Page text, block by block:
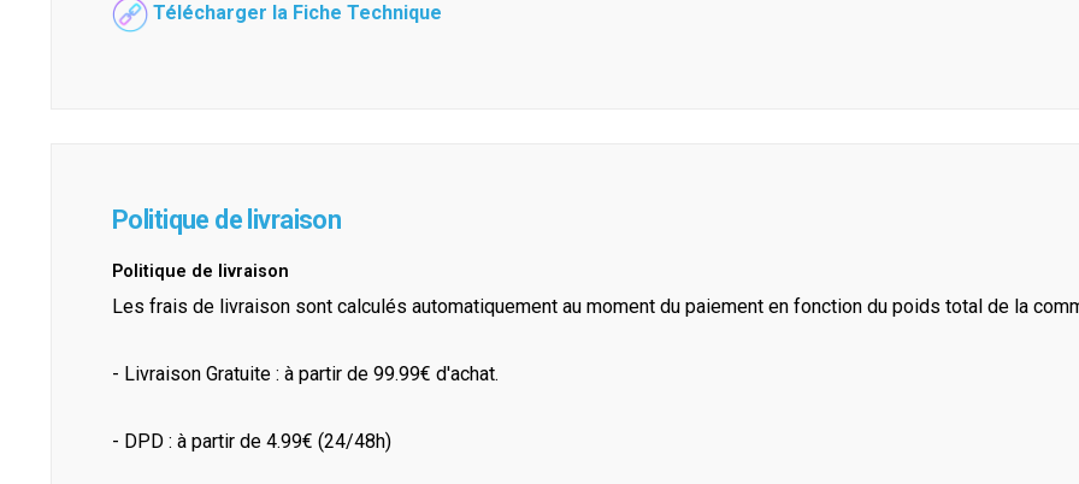
Télécharger la Fiche Technique
Politique de livraison
Politique de livraison
Les frais de livraison sont calculés automatiquement au moment du paiement en fonction du poids total de la
- Livraison Gratuite : à partir de 99.99€ d'achat.
- DPD : à partir de 4.99€ (24/48h)